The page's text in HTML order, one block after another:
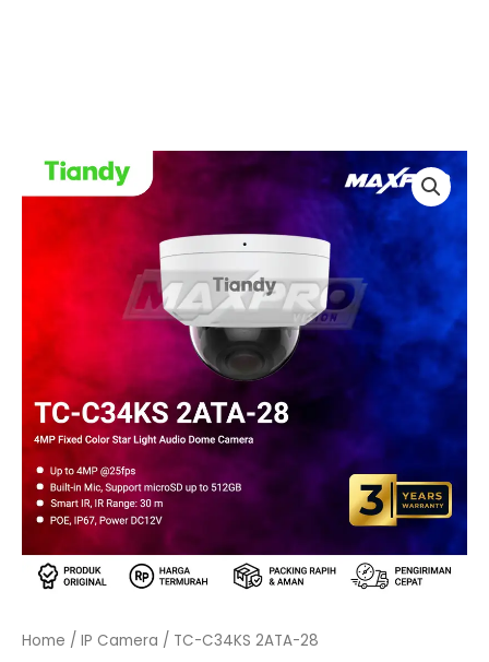
Home / IP Camera / TC-C34KS 2ATA-28